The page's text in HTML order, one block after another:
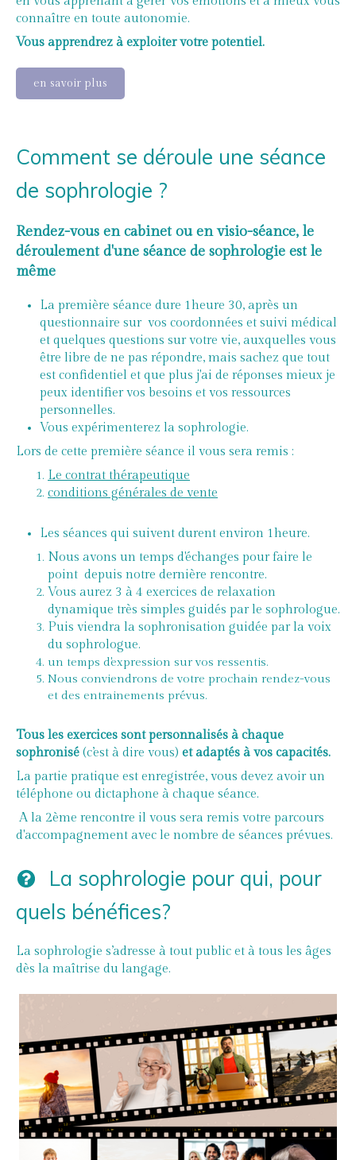
connaître en toute autonomie.
Vous apprendrez à exploiter votre potentiel.
en savoir plus
Comment se déroule une séance
de sophrologie ?
Rendez-vous en cabinet ou en visio-séance, le
déroulement d'une séance de sophrologie est le
même
La première séance dure 1heure 30, après un
questionnaire sur vos coordonnées et suivi médical
et quelques questions sur votre vie, auxquelles vous
être libre de ne pas répondre, mais sachez que tout
est confidentiel et que plus j'ai de réponses mieux je
peux identifier vos besoins et vos ressources
personnelles.
Vous expérimenterez la sophrologie.
Lors de cette première séance il vous sera remis :
Le contrat thérapeutique
conditions générales de vente
Les séances qui suivent durent environ 1heure.
Nous avons un temps d'échanges pour faire le
point depuis notre dernière rencontre.
Vous aurez 3 à 4 exercices de relaxation
dynamique très simples guidés par le sophrologue.
Puis viendra la sophronisation guidée par la voix
du sophrologue.
un temps d'expression sur vos ressentis.
Nous conviendrons de votre prochain rendez-vous
et des entrainements prévus.
Tous les exercices sont personnalisés à chaque
sophronisé (c’est à dire vous) et adaptés à vos capacités.
La partie pratique est enregistrée, vous devez avoir un
téléphone ou dictaphone à chaque séance.
A la 2ème rencontre il vous sera remis votre parcours
d'accompagnement avec le nombre de séances prévues.
La sophrologie pour qui, pour
quels bénéfices?
La sophrologie s’adresse à tout public et à tous les âges
dès la maîtrise du langage.